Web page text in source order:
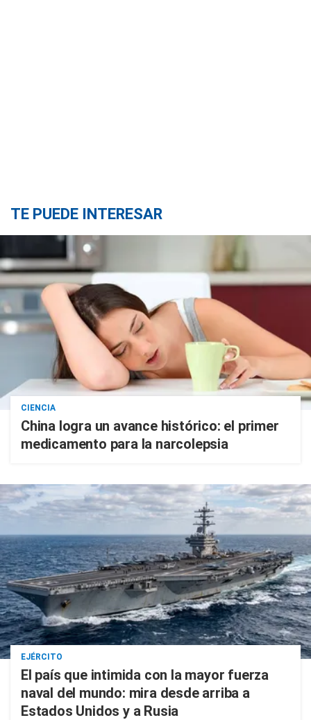
TE PUEDE INTERESAR
CIENCIA
China logra un avance histórico: el primer
medicamento para la narcolepsia
EJÉRCITO
El país que intimida con la mayor fuerza
naval del mundo: mira desde arriba a
Estados Unidos y a Rusia